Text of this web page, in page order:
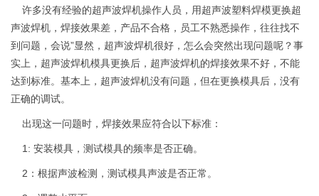
许多没有经验的超声波焊机操作人员，用超声波塑料焊模更换超
声波焊机，焊接效果差，产品不合格，员工不熟悉操作，往往找不
到问题，会说”显然，超声波焊机很好，怎么会突然出现问题呢？事
实上，超声波焊机模具更换后，超声波焊机的焊接效果不好，不能
达到标准。基本上，超声波焊机没有问题，但在更换模具后，没有
正确的调试。
出现这一问题时，焊接效果应符合以下标准：
1: 安装模具，测试模具的频率是否正确。
2：根据声波检测，测试模具声波是否正常。